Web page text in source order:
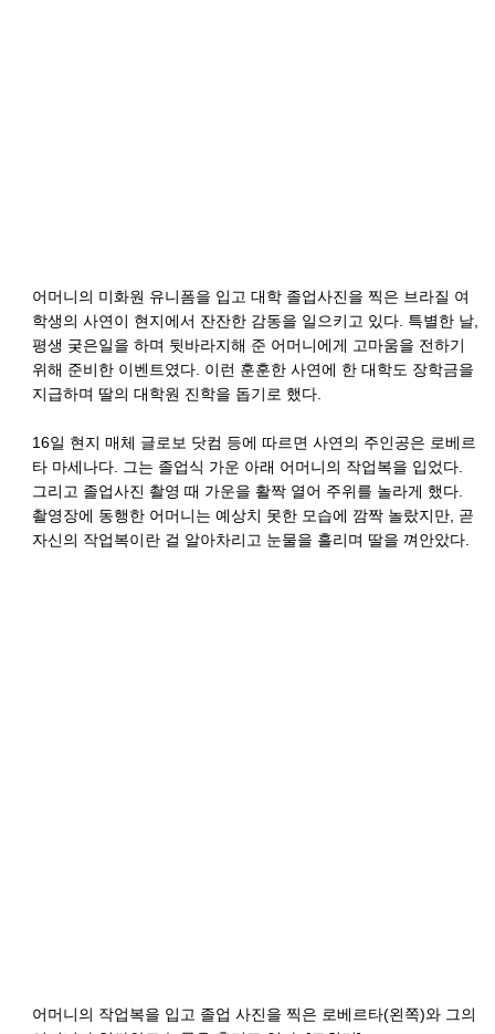
어머니의 미화원 유니폼을 입고 대학 졸업사진을 찍은 브라질 여
학생의 사연이 현지에서 잔잔한 감동을 일으키고 있다. 특별한 날,
평생 궂은일을 하며 뒷바라지해 준 어머니에게 고마움을 전하기
위해 준비한 이벤트였다. 이런 훈훈한 사연에 한 대학도 장학금을
지급하며 딸의 대학원 진학을 돕기로 했다.
16일 현지 매체 글로보 닷컴 등에 따르면 사연의 주인공은 로베르
타 마세나다. 그는 졸업식 가운 아래 어머니의 작업복을 입었다.
그리고 졸업사진 촬영 때 가운을 활짝 열어 주위를 놀라게 했다.
촬영장에 동행한 어머니는 예상치 못한 모습에 깜짝 놀랐지만, 곧
자신의 작업복이란 걸 알아차리고 눈물을 흘리며 딸을 껴안았다.
어머니의 작업복을 입고 졸업 사진을 찍은 로베르타(왼쪽)와 그의